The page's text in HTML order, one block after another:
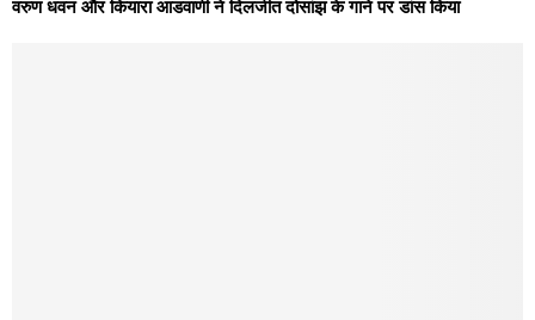
वरुण धवन और कियारा आडवाणी ने दिलजीत दोसांझ के गाने पर डांस किया